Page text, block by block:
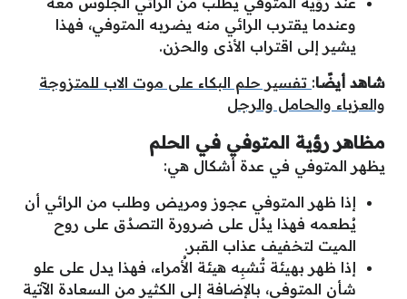
وعندما يقترب الرائي منه يضربه المتوفي، فهذا
يشير إلى اقتراب الأذى والحزن.
شاهد أيضًا: تفسير حلم البكاء على موت الاب للمتزوجة
والعزباء والحامل والرجل
مظاهر رؤية المتوفي في الحلم
يظهر المتوفي في عدة أشكال هي:
إذا ظهر المتوفي عجوز ومريض وطلب من الرائي أن
يُطعمه فهذا يدُل على ضرورة التصدُق على روح
الميت لتخفيف عذاب القبر.
إذا ظهر بهيئة تُشبِه هيئة الأُمراء، فهذا يدل على علو
شأن المتوفي، بالإضافة إلى الكثير من السعادة الآتية